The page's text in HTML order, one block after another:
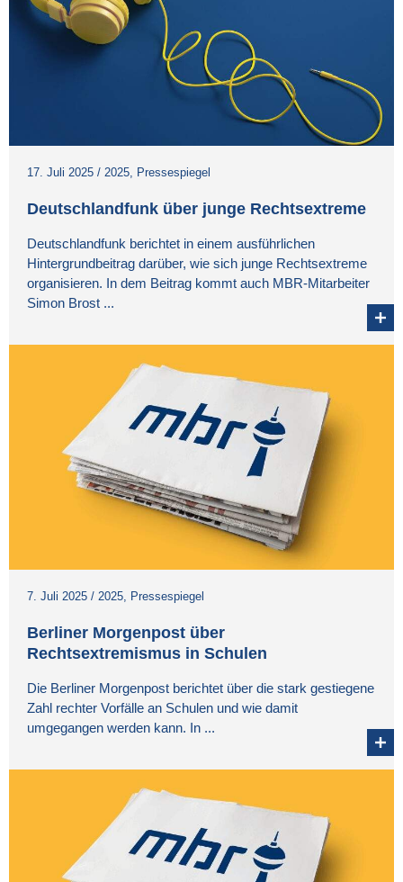
17. Juli 2025 / 2025, Pressespiegel
Deutschlandfunk über junge Rechtsextreme
Deutschlandfunk berichtet in einem ausführlichen
Hintergrundbeitrag darüber, wie sich junge Rechtsextreme
organisieren. In dem Beitrag kommt auch MBR-Mitarbeiter
Simon Brost ...
7. Juli 2025 / 2025, Pressespiegel
Berliner Morgenpost über
Rechtsextremismus in Schulen
Die Berliner Morgenpost berichtet über die stark gestiegene
Zahl rechter Vorfälle an Schulen und wie damit
umgegangen werden kann. In ...